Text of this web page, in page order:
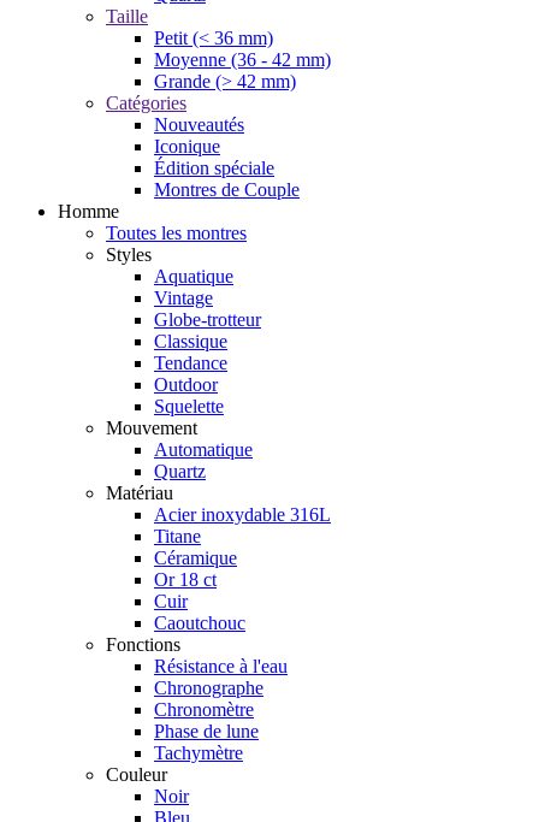
Taille
Petit (< 36 mm)
Moyenne (36 - 42 mm)
Grande (> 42 mm)
Catégories
Nouveautés
Iconique
Édition spéciale
Montres de Couple
Homme
Toutes les montres
Styles
Aquatique
Vintage
Globe-trotteur
Classique
Tendance
Outdoor
Squelette
Mouvement
Automatique
Quartz
Matériau
Acier inoxydable 316L
Titane
Céramique
Or 18 ct
Cuir
Caoutchouc
Fonctions
Résistance à l'eau
Chronographe
Chronomètre
Phase de lune
Tachymètre
Couleur
Noir
Bleu